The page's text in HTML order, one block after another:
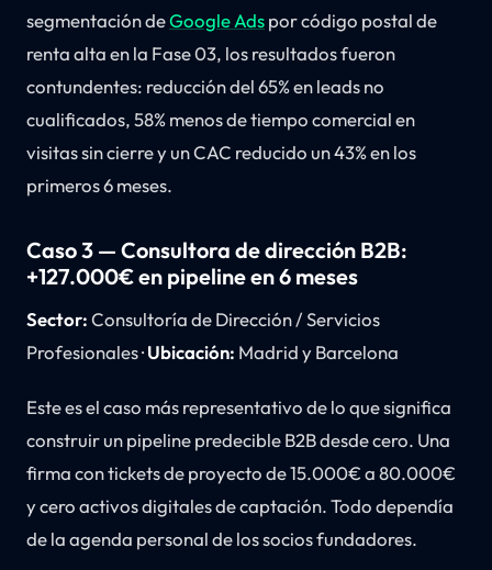
segmentación deGoogle Adspor código postal de
renta alta en la Fase 03, los resultados fueron
contundentes: reducción del 65% en leads no
cualificados, 58% menos de tiempo comercial en
visitas sin cierre y un CAC reducido un 43% en los
primeros 6 meses.
Caso 3 — Consultora de dirección B2B:
+127.000€ en pipeline en 6 meses
Sector:Consultoría de Dirección / Servicios
Profesionales ·Ubicación: Madrid y Barcelona
Este es el caso más representativo de lo que significa
construir un pipeline predecible B2B desde cero. Una
firma con tickets de proyecto de 15.000€ a 80.000€
y cero activos digitales de captación. Todo dependía
de la agenda personal de los socios fundadores.